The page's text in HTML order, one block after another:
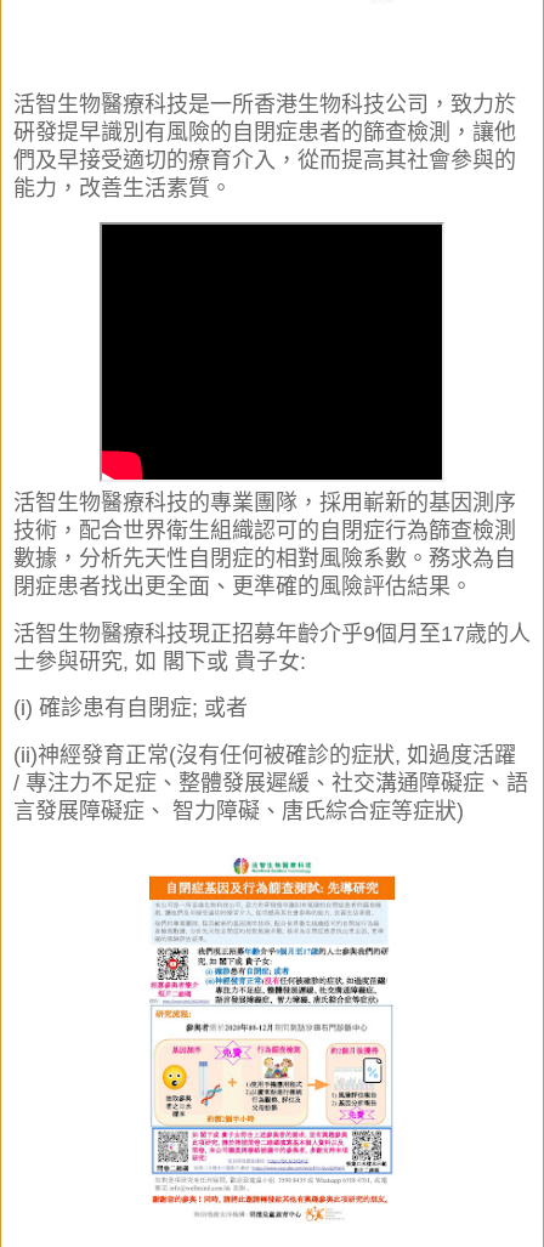
活智生物醫療科技是一所香港生物科技公司，致力於
硏發提早識別有風險的自閉症患者的篩查檢測，讓他
們及早接受適切的療育介入，從而提高其社會參與的
能力，改善生活素質。
活智生物醫療科技的專業團隊，採用嶄新的基因測序
技術，配合世界衛生組織認可的自閉症行為篩查檢測
數據，分析先天性自閉症的相對風險系數。務求為自
閉症患者找出更全面、更準確的風險評估結果。
活智生物醫療科技現正招募年齡介乎9個月至17歳的人
士參與研究, 如 閣下或 貴子女:
(i) 確診患有自閉症; 或者
(ii)神經發育正常(沒有任何被確診的症狀, 如過度活躍
/ 專注力不足症、整體發展遲緩、社交溝通障礙症、 語
言發展障礙症、 智力障礙、唐氏綜合症等症狀)